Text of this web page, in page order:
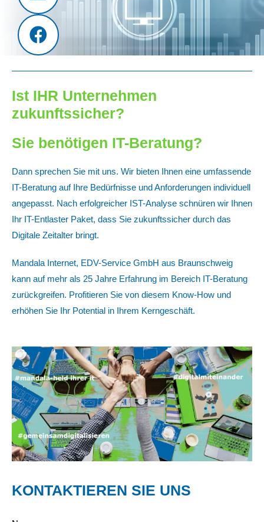
Ist IHR Unternehmen
zukunftssicher?
Sie benötigen IT-Beratung?
Dann sprechen Sie mit uns. Wir bieten Ihnen eine umfassende
IT-Beratung auf Ihre Bedürfnisse und Anforderungen individuell
angepasst. Nach erfolgreicher IST-Analyse schnüren wir Ihnen
Ihr IT-Entlaster Paket, dass Sie zukunftssicher durch das
Digitale Zeitalter bringt.
Mandala Internet, EDV-Service GmbH aus Braunschweig
kann auf mehr als 25 Jahre Erfahrung im Bereich IT-Beratung
zurückgreifen. Profitieren Sie von diesem Know-How und
erhöhen Sie Ihr Potential in Ihrem Kerngeschäft.
KONTAKTIEREN SIE UNS